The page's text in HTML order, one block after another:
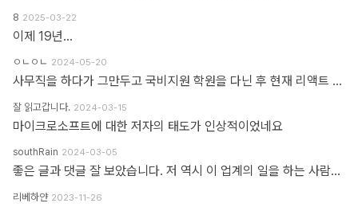
8 2025-03-22
이제 19년...
ㅇㄴㅇㄴ 2024-05-20
사무직을 하다가 그만두고 국비지원 학원을 다닌 후 현재 리액트 개발자로 일하고 있습니다 다행인지 불행인지(?) 컴퓨터 학원을 간게 아니라 디자인 학원을 가게 되었고 그곳에서는 퍼블리셔와 프론트엔드 개발자의 용어를 혼동해서 사용하였습니다 즉 저는 한동한 "HTML 마크업 + 스타일링 + 약간의 이벤트" 오로지 "사용자가 보고 있는 부분"만 다루는 작업이 "프론트엔드 개발"로 알고 있었습니다 ============> 우리가 흔히 퍼블리셔라고 불리는 영역입니다 하지만 학습할수록 사용자 영역과 소위 백엔드라고 불리는 영역과의 호환이 필요하다는 것을 알게 되었고 그때부터 지금까지 배웠던것과 전혀 다른 역할과 기능들을 학습하게 되었습니다 즉 자바스크립트도 event와 document 부분이 아닌 배열과 객체를 편집하는 것을 배워야 하고 API를 호출해 어떻게 사용자 영역으로 가져와야 하는가 등등 기존 퍼블리셔 역할군과 전혀 다른 것들을 다루게 되었습니다 ============> 이것이 프론트엔드 영역입니다 제가 두 가지 길을 모두 걸어본 바 프론트엔드 개발은 퍼블리셔의 완벽한 상위 호환이고 추구하는 목적도, 기술도 완전히 다릅니다 처음부터 다른 길을 가야하고 생각의 구조도 다르게 가야합니다 그런 의미에서 처음에 퍼블리셔라는 말이 처음에는 편가르기 하는것처럼 싫었지만 지금은 명확하게 길을 제시한다는 관점에서 좋다는 생각을 해봅니다
잘 읽고갑니다. 2024-03-15
마이크로소프트에 대한 저자의 태도가 인상적이었네요
southRain 2024-03-05
좋은 글과 댓글 잘 보았습니다. 저 역시 이 업계의 일을 하는 사람으로써 '웹퍼블리셔' 라는 단어를 만드신 분을 이제 알았네요. 해당 용어를 만들어주셔서 감사합니다. 그 덕에 제 업무에 대한 명확한 기준을 세울 수 있었습니다. 전 이제껏 '웹퍼블리셔' 라는 직무에 부끄러운 적 없었습니다. '웹 퍼블리셔' 라는 직무를 부끄러워 하는 건, 본인이 해당 업무를 제대로 이해하지 못하고 잘 수행하지 못하기 때문이라고 생각해요. 해외와 국내의 개발업무 포지션에 대한 단어가 다를 뿐인데, 유독 국내 개발자들 중에는 굳이 급을 나누는 분들이 많더라구요. 근데 그렇게 급을 나누는 만큼 기본이 되어있는지 의심스러울 때도 많았습니다. 퍼블리셔와 상의없이 css framework 로 화면 대충 만들다가... 디자이너 요청 대로 화면 수정 못하고 대뜸 찾아와서는 수정해달라고 하는 적도 많았고... 만들어 준 화면도 자기 맘대로 이것저것 손대다가 오히려 화면 다 틀어지는 경우도 많이 봤습니다. 이런 걸 보면 오히려 '프론트엔드 개발자' 라고 본인을 지칭하는 분들이 해외와 전혀 다른 개념으로 이해하고 있는 게 아닌가 라는 생각도 들었습니다. 이제는 면역이 되서... 그런 분들 만나면 '그러려니...' 하고 말지만요. ㅎㅎ 각자가 맡은 업무가 있는 거고, 각자의 업무를 서로 존중하는 환경이 필요하다고 생각합니다. 그리고 각자의 자리에서 본인 업무를 충실하면 되지 않을까 싶습니다.
리베하얀 2023-11-26